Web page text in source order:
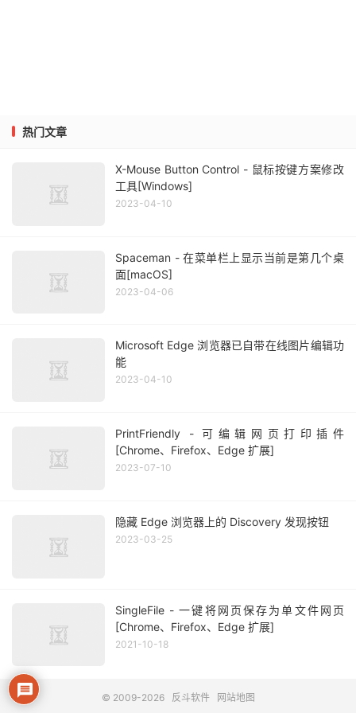
热门文章
X-Mouse Button Control - 鼠标按键方案修改
工具[Windows]
2023-04-10
Spaceman - 在菜单栏上显示当前是第几个桌
面[macOS]
2023-04-06
Microsoft Edge 浏览器已自带在线图片编辑功
能
2023-04-10
PrintFriendly - 可编辑网页打印插件
[Chrome、Firefox、Edge 扩展]
2023-07-10
隐藏 Edge 浏览器上的 Discovery 发现按钮
2023-03-25
SingleFile - 一键将网页保存为单文件网页
[Chrome、Firefox、Edge 扩展]
2021-10-18
© 2009-2026 反斗软件 网站地图